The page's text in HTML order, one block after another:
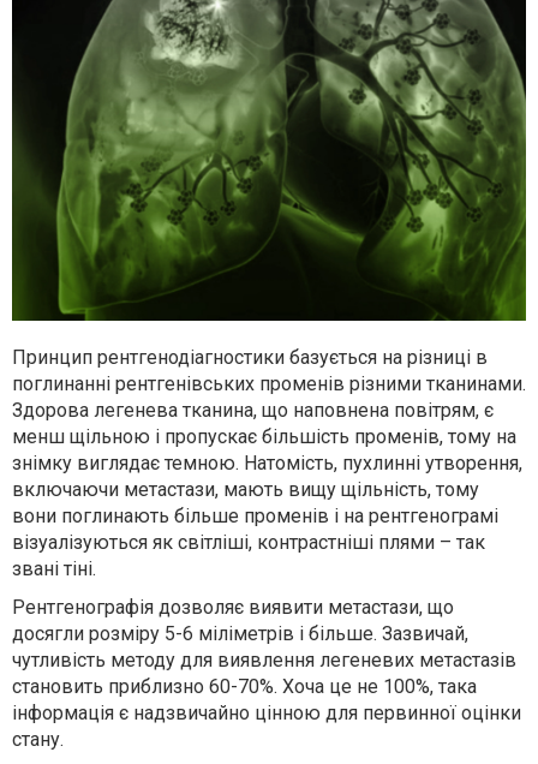
Принцип рентгенодіагностики базується на різниці в
поглинанні рентгенівських променів різними тканинами.
Здорова легенева тканина, що наповнена повітрям, є
менш щільною і пропускає більшість променів, тому на
знімку виглядає темною. Натомість, пухлинні утворення,
включаючи метастази, мають вищу щільність, тому
вони поглинають більше променів і на рентгенограмі
візуалізуються як світліші, контрастніші плями – так
звані тіні.
Рентгенографія дозволяє виявити метастази, що
досягли розміру 5-6 міліметрів і більше. Зазвичай,
чутливість методу для виявлення легеневих метастазів
становить приблизно 60-70%. Хоча це не 100%, така
інформація є надзвичайно цінною для первинної оцінки
стану.